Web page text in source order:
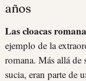
años
Las cloacas
ejemplo de la
romana. Más allá de
sucia, eran parte de